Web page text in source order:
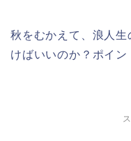
秋をむかえて、浪人
けばいいのか？ポイン